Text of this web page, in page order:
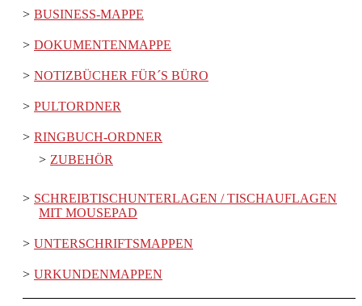
BUSINESS-MAPPE
DOKUMENTENMAPPE
NOTIZBÜCHER FÜR´S BÜRO
PULTORDNER
RINGBUCH-ORDNER
ZUBEHÖR
SCHREIBTISCHUNTERLAGEN / TISCHAUFLAGEN
MIT MOUSEPAD
UNTERSCHRIFTSMAPPEN
URKUNDENMAPPEN